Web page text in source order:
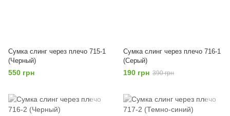
Сумка слинг через плечо 715-1
(Черный)
550 грн
Сумка слинг через плечо 716-1
(Серый)
190 грн 390 грн